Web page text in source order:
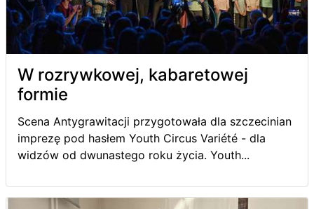
W rozrywkowej, kabaretowej
formie
Scena Antygrawitacji przygotowała dla szczecinian
imprezę pod hasłem Youth Circus Variété - dla
widzów od dwunastego roku życia. Youth...